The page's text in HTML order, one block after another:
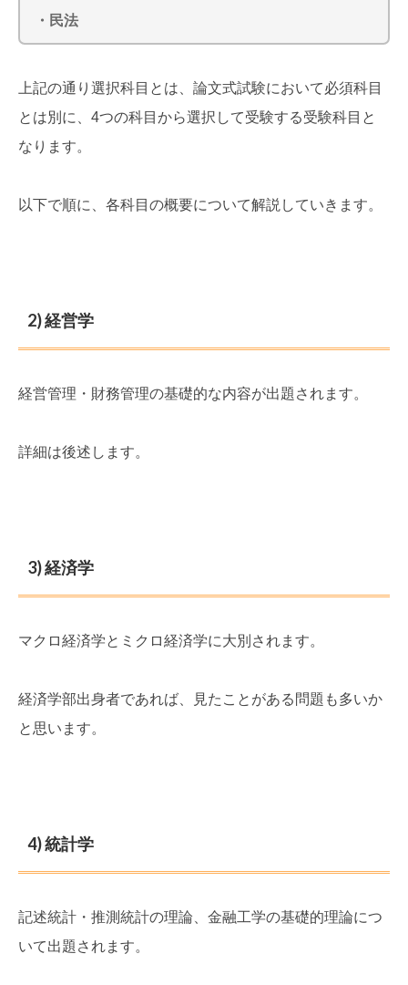
・民法
上記の通り選択科目とは、論文式試験において必須科目
とは別に、4つの科目から選択して受験する受験科目と
なります。
以下で順に、各科目の概要について解説していきます。
2) 経営学
経営管理・財務管理の基礎的な内容が出題されます。
詳細は後述します。
3) 経済学
マクロ経済学とミクロ経済学に大別されます。
経済学部出身者であれば、見たことがある問題も多いか
と思います。
4) 統計学
記述統計・推測統計の理論、金融工学の基礎的理論につ
いて出題されます。